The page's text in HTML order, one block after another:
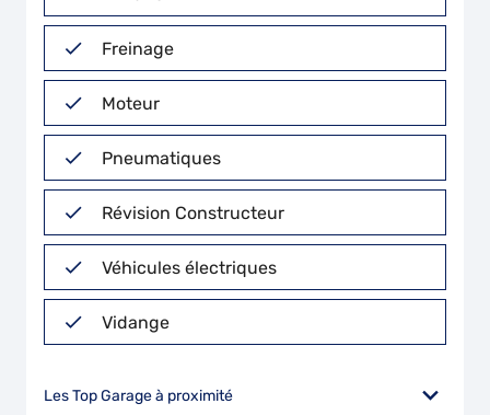
Freinage
Moteur
Pneumatiques
Révision Constructeur
Véhicules électriques
Vidange
Les Top Garage à proximité